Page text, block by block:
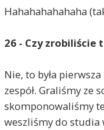
Hahahahahahaha
26 - Czy zrobiliście
Nie, to była
zespół. Graliśmy ze
skomponowaliśmy
weszliśmy do studia